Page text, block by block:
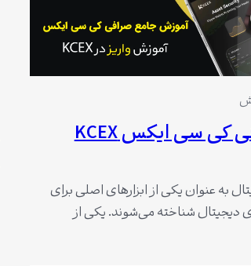
واریز به صرافی کی سی ایکس KCEX
به عنوان یکی از ابزارهای اصلی برای
دیجیتال شناخته می‌شوند. یکی از